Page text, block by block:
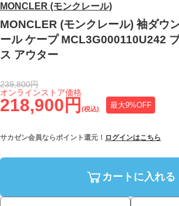
MONCLER (モンクレール)
MONCLER (モンクレール) 袖ダウ
ール ケープ MCL3G000110U242
ス アウター
218,900円 (税込) 最大9%OFF
オンラインストア価格
239,800円
サカゼン会員ならポイント還元！ ログインはこちら
カートに入れる